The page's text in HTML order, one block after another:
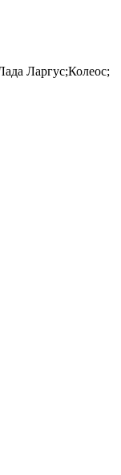
Ларгус;Колеос;